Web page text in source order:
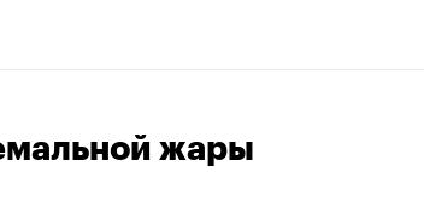
жары